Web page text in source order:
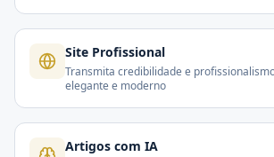
Site Profissional
Transmita credibilidade e
elegante e moderno
Artigos com IA